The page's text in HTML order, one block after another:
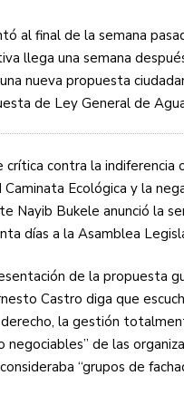
al final de la semana
llega una semana
nueva propuesta
de Ley General de
crítica contra la
Caminata Ecológica y la
Nayib Bukele anunció la
días a la Asamblea
de la propuesta
Castro diga que
la gestión
negociables” de las
“grupos de